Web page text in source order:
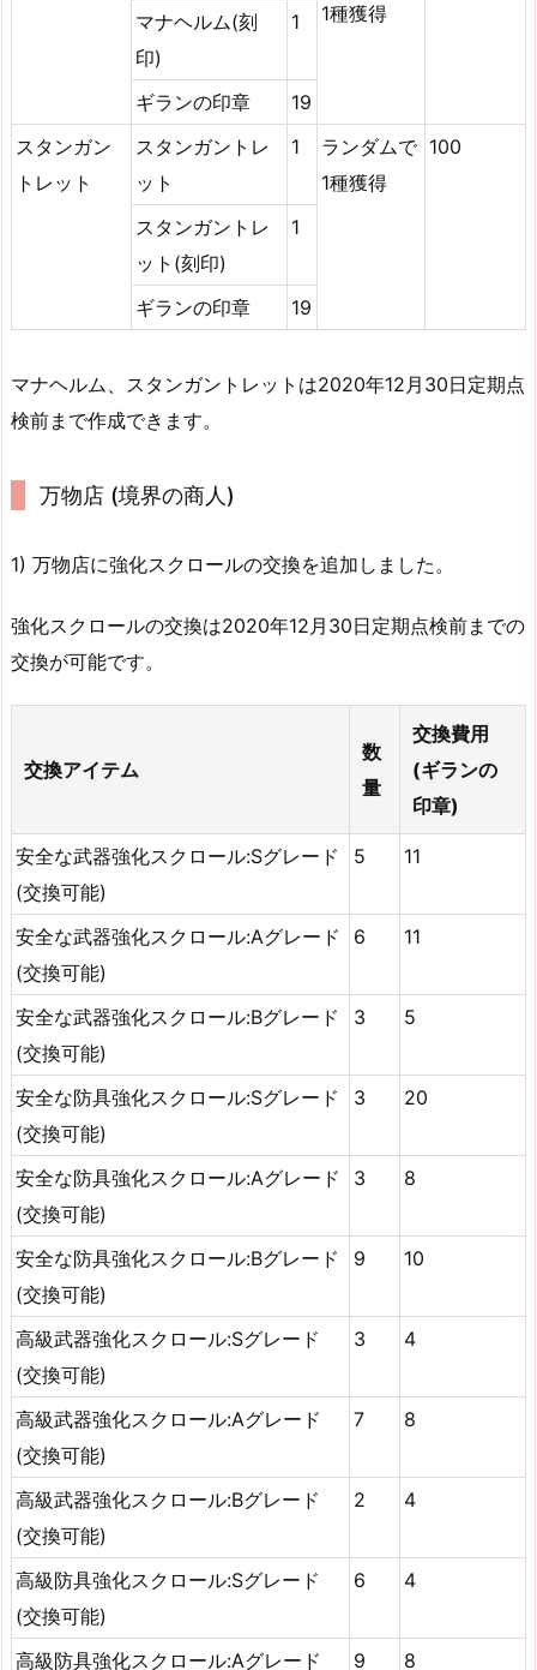
1種獲得
マナヘルム(刻
印)
1
ギランの印章
19
スタンガン
トレット
スタンガントレ
ット
1
ランダムで
1種獲得
100
スタンガントレ
ット(刻印)
1
ギランの印章 19
マナヘルム、スタンガントレットは2020年12月30日定期点
検前まで作成できます。
万物店 (境界の商人)
1) 万物店に強化スクロールの交換を追加しました。
強化スクロールの交換は2020年12月30日定期点検前までの
交換が可能です。
交換アイテム
数
量
交換費用
(ギランの
印章)
安全な武器強化スクロール:Sグレード
(交換可能)
5 11
安全な武器強化スクロール:Aグレード
(交換可能)
6 11
安全な武器強化スクロール:Bグレード
(交換可能)
3 5
安全な防具強化スクロール:Sグレード
(交換可能)
3 20
安全な防具強化スクロール:Aグレード
(交換可能)
3 8
安全な防具強化スクロール:Bグレード
(交換可能)
9 10
高級武器強化スクロール:Sグレード
(交換可能)
3 4
高級武器強化スクロール:Aグレード
(交換可能)
7 8
高級武器強化スクロール:Bグレード
(交換可能)
2 4
高級防具強化スクロール:Sグレード
(交換可能)
6 4
高級防具強化スクロール:Aグレード 9 8